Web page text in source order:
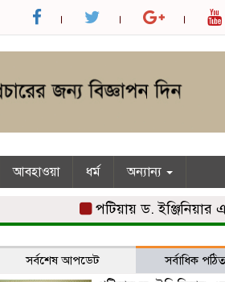
আবহাওয়া ধর্ম অন্যান্য
পটিয়ায় ড. ইঞ্জিনিয়ার
সর্বশেষ আপডেট সর্বাধিক